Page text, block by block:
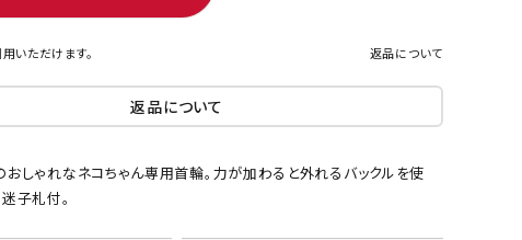
いただけます。 返品について
返品について
おしゃれなネコちゃん専用首輪。力が加わると外れるバックルを使
子札付。